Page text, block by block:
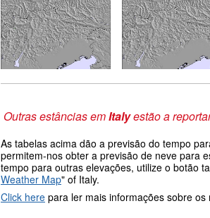
Outras estâncias emItalyestão a
As tabelas acima dão a previsão do tempo
permitem-nos obter a previsão de neve para
tempo para outras elevações, utilize o botão
Weather Map" of Italy.
Click here para ler mais informações sobre